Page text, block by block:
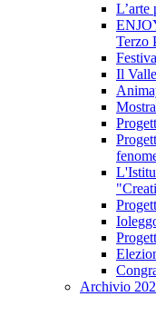
L’arte
Terzo
Il
Archivio